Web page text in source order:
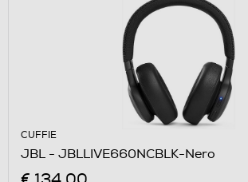
CUFFIE
JBL - JBLLIVE660NCBLK-Nero